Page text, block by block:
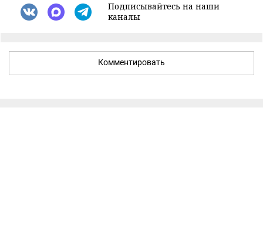
Подписывайтесь на наши
каналы
Комментировать